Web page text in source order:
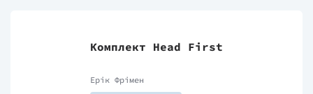
Комплект Head First
Ерік Фрімен